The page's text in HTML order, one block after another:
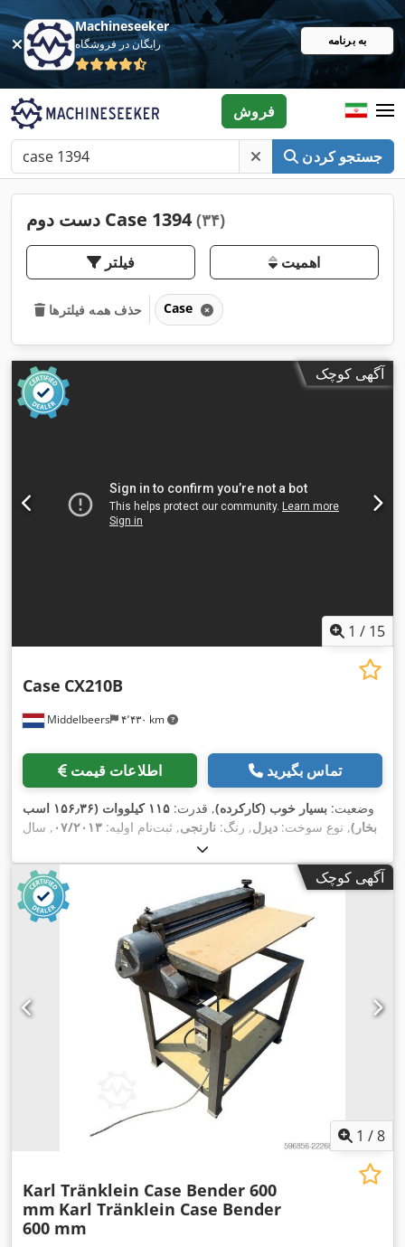
Machineseeker
رایگان در فروشگاه به برنامه
جستجو کردن
فروش
دست دوم Case 1394 (۳۴)
فیلتر اهمیت
حذف همه فیلترها Case
آگهی کوچک
1 / 15
Middelbeers ۴٬۴۳۰ km
Case CX210B
اطلاعات قیمت تماس بگیرید
وضعیت: بسیار خوب (کارکرده), قدرت:
۱۱۵ کیلووات (۱۵۶٫۳۶ اسب
بخار), نوع سوخت: دیزل, رنگ: نارنجی, ثبت‌نام اولیه: ۰۷/۲۰۱۳ , سال
ساخت:
آگهی کوچک
1 /8
Karl Tränklein Case Bender 600
mm Karl Tränklein Case Bender
600 mm